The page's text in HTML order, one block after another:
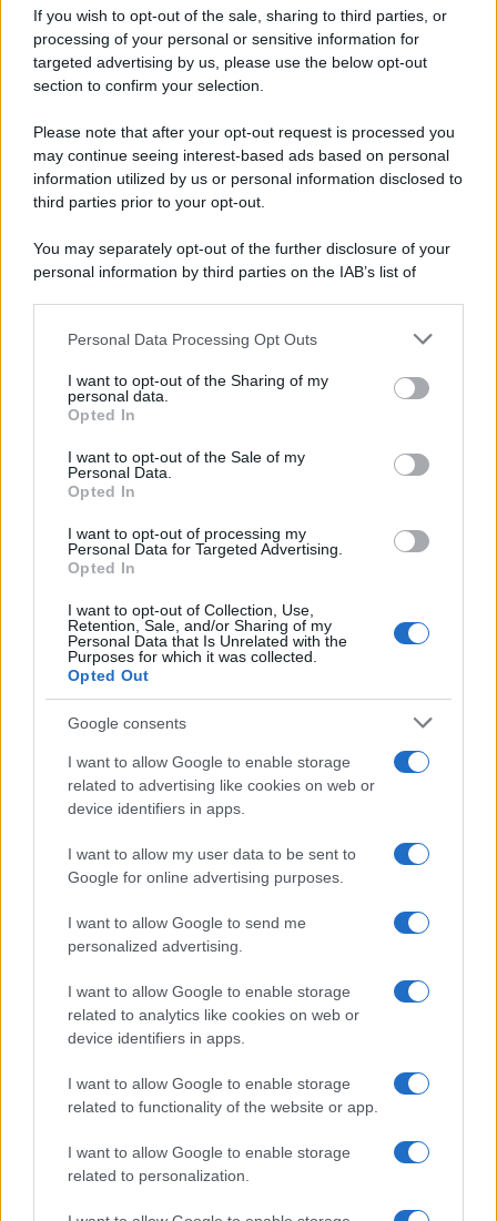
If you wish to opt-out of the sale, sharing to third parties, or
processing of your personal or sensitive information for
targeted advertising by us, please use the below opt-out
section to confirm your selection.
Please note that after your opt-out request is processed you
may continue seeing interest-based ads based on personal
information utilized by us or personal information disclosed to
third parties prior to your opt-out.
You may separately opt-out of the further disclosure of your
personal information by third parties on the IAB’s list of
This information may also be disclosed by us to third parties
disclose it to other third parties.
Please note that this website/app uses one or more Google
services and may gather and store information including but
not limited to your visit or usage behaviour. You may click to
grant or deny consent to Google and its third-party tags to
consent section.
Personal Data Processing Opt Outs
I want to opt-out of the Sharing of my
personal data.
Opted In
I want to opt-out of the Sale of my
Personal Data.
Opted In
I want to opt-out of processing my
Personal Data for Targeted Advertising.
Opted In
I want to opt-out of Collection, Use,
Retention, Sale, and/or Sharing of my
Personal Data that Is Unrelated with the
Purposes for which it was collected.
Opted Out
Google consents
I want to allow Google to enable storage
related to advertising like cookies on web or
device identifiers in apps.
I want to allow my user data to be sent to
Google for online advertising purposes.
I want to allow Google to send me
personalized advertising.
I want to allow Google to enable storage
related to analytics like cookies on web or
device identifiers in apps.
I want to allow Google to enable storage
related to functionality of the website or app.
I want to allow Google to enable storage
related to personalization.
NOTIZIE DAL MONDO
Gli incendi stanno cambiando il turismo
europeo: la classifica che dovresti
conoscere
Lo sapevi che...
È stato eletto il sentiero più bello del
Regno Unito: il paesaggio lascia senza
fiato
Non solo Scala dei Turchi: c’è un’altra
meraviglia che conquista al primo
sguardo
Non è quello di Arcugnano: il vero
anfiteatro romano del Veneto si trova
CHI
SIAMO
PARTNERSHIP E
ACCREDITAMENTI
© 2026 - VOLOSCONTATO CONSIGLI E DIARI DI VIAGGIO - P.IVA
04827280654 – TESTATA REGISTRATA AL TRIBUNALE DI NOCERA
35792 – ISCRITTA ALL’ANSO (ASSOCIAZIONE NAZIONALE STAMPA
ONLINE)
PRIVACY E NOTIFICHE